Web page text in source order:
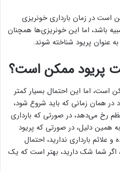
است در زمان بارداری خونریزی
باشد، اما این خونریزی‌ها همچنان
عنوان پریود شناخته شوند.
پریود ممکن است؟
است، اما این احتمال بسیار کمتر
در همان زمانی که باید شروع شود،
رخ می‌دهد، در صورتی که بارداری
همین دلیل، در صورتی که پریود
بارداری ندارید، احتمال
اگر شما شک دارید، بهتر است که یک